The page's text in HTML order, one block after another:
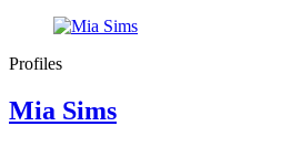
Profiles
Mia Sims